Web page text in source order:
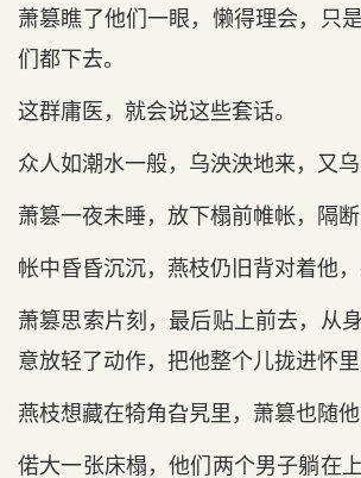
萧篡瞧了他们一眼，懒得理会，只
们都下去。
这群庸医，就会说这些套话。
众人如潮水一般，乌泱泱地来，又乌
萧篡一夜未睡，放下榻前帷帐，隔断
帐中昏昏沉沉，燕枝仍旧背对着他，
萧篡思索片刻，最后贴上前去，从
意放轻了动作，把他整个儿拢进怀里
燕枝想藏在犄角旮旯里，萧篡也随他
偌大一张床榻，他们两个男子躺在